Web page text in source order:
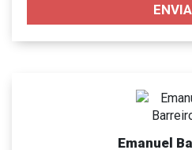
Emanuel